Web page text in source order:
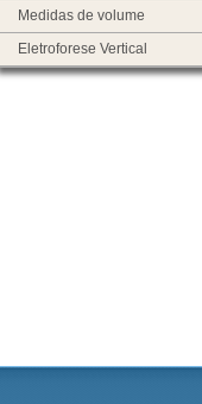
Medidas de volume
Eletroforese Vertical